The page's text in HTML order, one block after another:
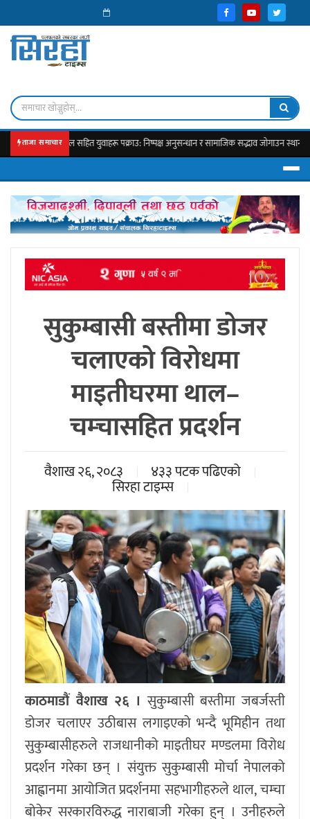
ताजा समाचार
पेस्तोल सहित युवाहरू पक्राउ: निष्पक्ष अनुसन्धान र सामाजिक सद्भाव जोगाउन स्थानीयको जोड
सुकुम्बासी बस्तीमा डोजर
चलाएको विरोधमा
माइतीघरमा थाल–
चम्चासहित प्रदर्शन
वैशाख २६, २०८३ ४३३ पटक पढिएको
सिरहा टाइम्स
काठमाडौं वैशाख २६ । सुकुम्बासी बस्तीमा जबर्जस्ती
डोजर चलाएर उठीबास लगाइएको भन्दै भूमिहीन तथा
सुकुम्बासीहरुले राजधानीको माइतीघर मण्डलमा विरोध
प्रदर्शन गरेका छन् । संयुक्त सुकुम्बासी मोर्चा नेपालको
आह्वानमा आयोजित प्रदर्शनमा सहभागीहरुले थाल, चम्चा
बोकेर सरकारविरुद्ध नाराबाजी गरेका हुन् । उनीहरुले